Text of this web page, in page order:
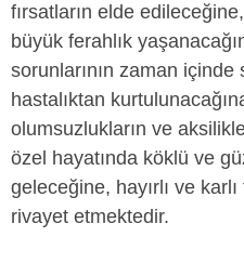
fırsatların elde
büyük ferahlık
sorunlarının zaman
hastalıktan
olumsuzlukların ve
özel hayatında köklü ve
geleceğine, hayırlı ve
rivayet etmektedir.